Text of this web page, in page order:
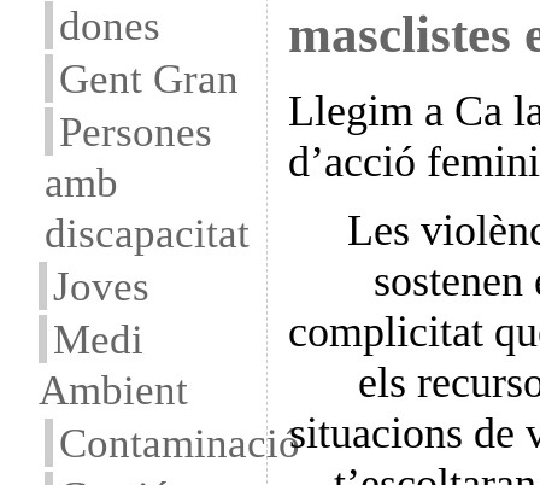
dones
Gent Gran
Persones
amb
discapacitat
Joves
Medi
Ambient
Contaminació
masclistes
Llegim a Ca
d’acció
Les
complicitat
els
situacions de